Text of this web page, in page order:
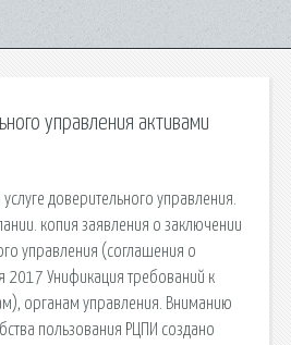
управления активами
доверительного управления.
копия заявления о заключении
управления (соглашения о
2017 Унификация требований к
органам управления. Вниманию
пользования РЦПИ создано